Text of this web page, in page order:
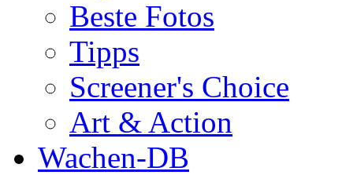
Beste Fotos
Tipps
Screener's Choice
Art & Action
Wachen-DB